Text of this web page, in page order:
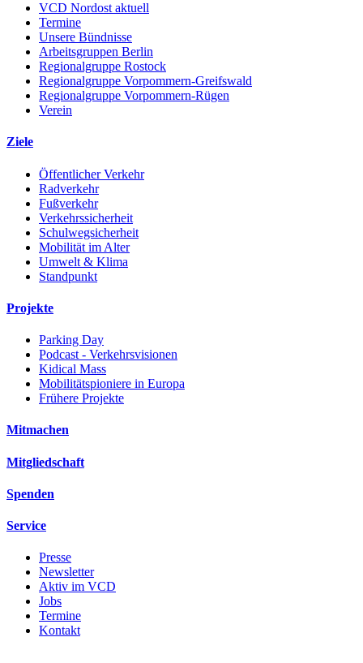
VCD Nordost aktuell
Termine
Unsere Bündnisse
Arbeitsgruppen Berlin
Regionalgruppe Rostock
Regionalgruppe Vorpommern-Greifswald
Regionalgruppe Vorpommern-Rügen
Verein
Ziele
Öffentlicher Verkehr
Radverkehr
Fußverkehr
Verkehrssicherheit
Schulwegsicherheit
Mobilität im Alter
Umwelt & Klima
Standpunkt
Projekte
Parking Day
Podcast - Verkehrsvisionen
Kidical Mass
Mobilitätspioniere in Europa
Frühere Projekte
Mitmachen
Mitgliedschaft
Spenden
Service
Presse
Newsletter
Aktiv im VCD
Jobs
Termine
Kontakt